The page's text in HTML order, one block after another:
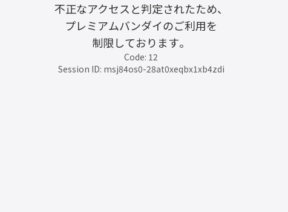
不正なアクセスと判定されたため、
プレミアムバンダイのご利用を
制限しております。
Code: 12
Session ID: msj84os0-28at0xeqbx1xb4zdi